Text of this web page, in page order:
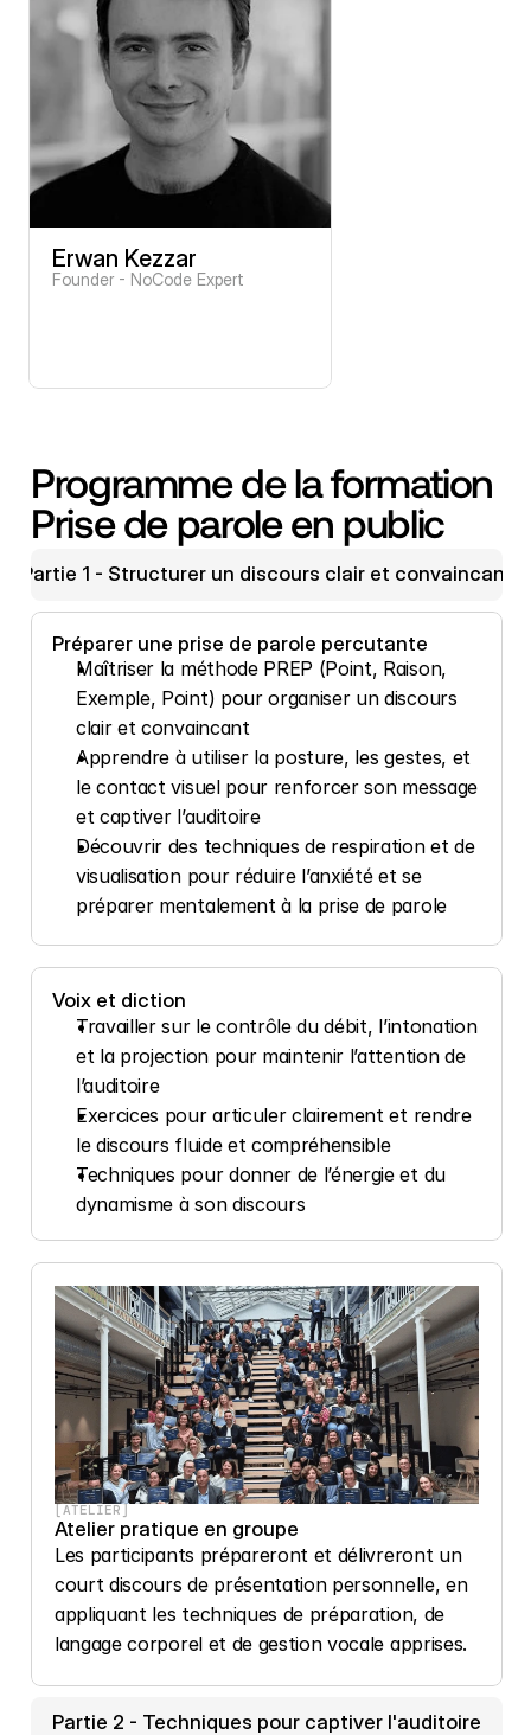
Erwan Kezzar
Founder - NoCode Expert
Programme de la formation
Prise de parole en public
Partie 1 - Structurer un discours clair et convaincant
Préparer une prise de parole percutante
Maîtriser la méthode PREP (Point, Raison,
Exemple, Point) pour organiser un discours
clair et convaincant
Apprendre à utiliser la posture, les gestes, et
le contact visuel pour renforcer son message
et captiver l’auditoire
Découvrir des techniques de respiration et de
visualisation pour réduire l’anxiété et se
préparer mentalement à la prise de parole
Voix et diction
Travailler sur le contrôle du débit, l’intonation
et la projection pour maintenir l’attention de
l’auditoire
Exercices pour articuler clairement et rendre
le discours fluide et compréhensible
Techniques pour donner de l’énergie et du
dynamisme à son discours
[ATELIER]
Atelier pratique en groupe
Les participants prépareront et délivreront un
court discours de présentation personnelle, en
appliquant les techniques de préparation, de
langage corporel et de gestion vocale apprises.
Partie 2 - Techniques pour captiver l'auditoire